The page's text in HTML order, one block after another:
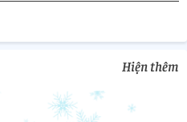
Hiện thêm